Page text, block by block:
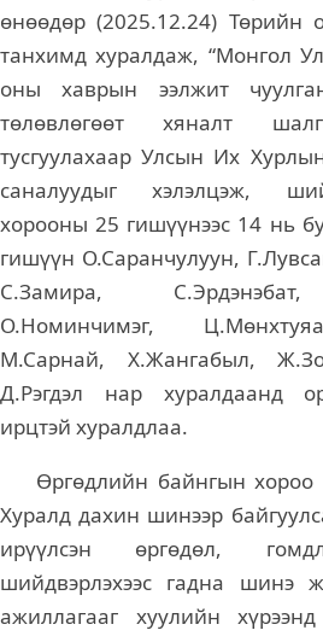
өнөөдөр (2025.12.24) Төрийн
танхимд хуралдаж, “Монгол
оны хаврын ээлжит
төлөвлөгөөт хяналт
тусгуулахаар Улсын Их
саналуудыг хэлэлцэж,
хорооны 25 гишүүнээс 14 нь
гишүүн О.Саранчулуун,
С.Замира, С.Эрдэнэбат,
О.Номинчимэг,
М.Сарнай, Х.Жангабыл,
Д.Рэгдэл нар хуралдаанд
ирцтэй хуралдлаа.
Өргөдлийн байнгын
Хуралд дахин шинээр
ирүүлсэн өргөдөл,
шийдвэрлэхээс гадна шинэ
ажиллагааг хуулийн